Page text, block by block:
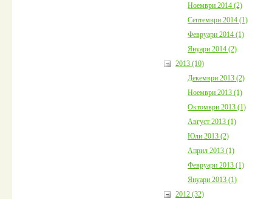
Ноември 2014 (2)
Септември 2014 (1)
Февруари 2014 (1)
Януари 2014 (2)
2013 (10)
Декември 2013 (2)
Ноември 2013 (1)
Октомври 2013 (1)
Август 2013 (1)
Юли 2013 (2)
Април 2013 (1)
Февруари 2013 (1)
Януари 2013 (1)
2012 (32)